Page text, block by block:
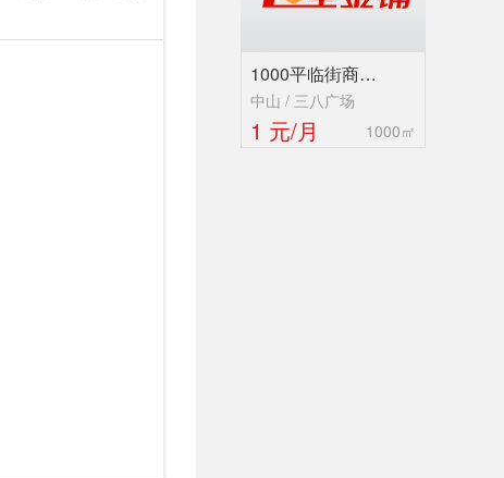
1000平临街商…
中山 / 三八广场
1 元/月 1000㎡